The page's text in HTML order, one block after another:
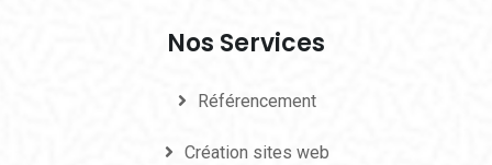
Nos Services
Référencement
Création sites web